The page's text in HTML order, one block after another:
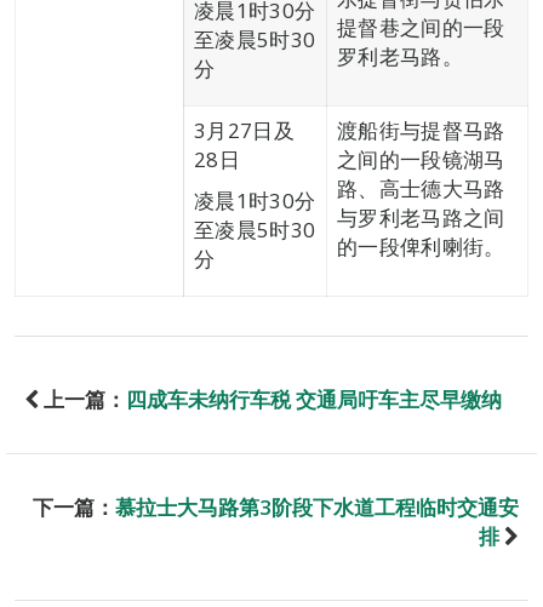
凌晨1时30分
至凌晨5时30
分
提督巷之间的一段
罗利老马路。
3月27日及
28日
凌晨1时30分
至凌晨5时30
分
渡船街与提督马路
之间的一段镜湖马
路、高士德大马路
与罗利老马路之间
的一段俾利喇街。
上一篇： 四成车未纳行车税 交通局吁车主尽早缴纳
下一篇： 慕拉士大马路第3阶段下水道工程临时交通安
排